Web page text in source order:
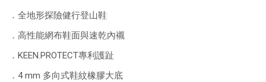
．全地形探險健行登山鞋
．高性能網布鞋面與速乾內襯
．KEEN.PROTECT專利護趾
．4 mm 多向式鞋紋橡膠大底